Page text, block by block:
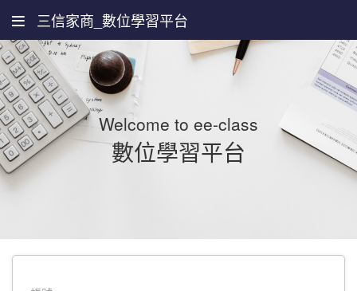
三信家商_數位學習平台
Welcome to ee-class
數位學習平台